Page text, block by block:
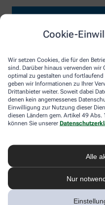
Cookie-
Wir setzen Cookies, die für den
sind. Darüber hinaus verwenden wir
optimal zu gestalten und
geben wir Informationen zu Ihrer
Drittanbieter weiter. Soweit dabei
denen kein angemessenes
Einwilligung zur Nutzung dieser
diesen Ländern gem. Artikel 49 Abs.
können Sie unserer
Alle
Nur